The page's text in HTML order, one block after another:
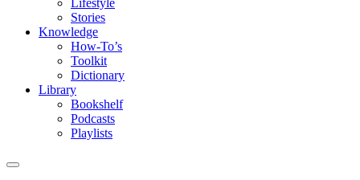
Lifestyle
Stories
Knowledge
How-To’s
Toolkit
Dictionary
Library
Bookshelf
Podcasts
Playlists